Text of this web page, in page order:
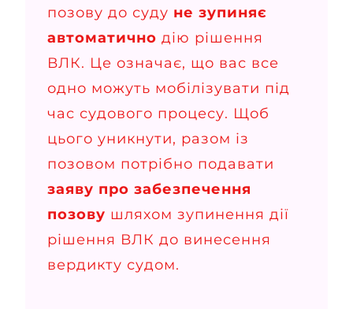
позову до суду не зупиняє
автоматично дію рішення
ВЛК. Це означає, що вас все
одно можуть мобілізувати під
час судового процесу. Щоб
цього уникнути, разом із
позовом потрібно подавати
заяву про забезпечення
позову шляхом зупинення дії
рішення ВЛК до винесення
вердикту судом.